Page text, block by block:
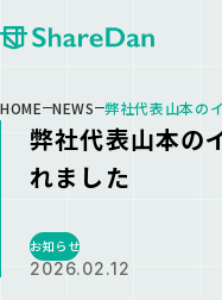
HOME NEWS 弊社代表山本の
弊社代表山本の
れました
お知らせ
2026.02.12